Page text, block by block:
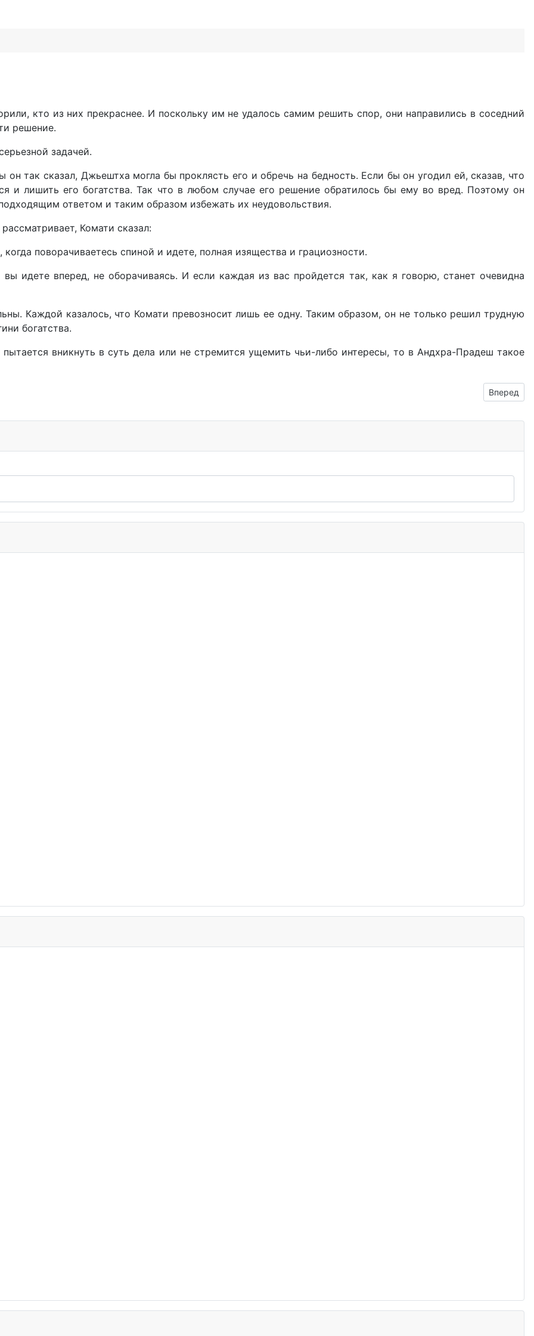
кто из них прекраснее. И поскольку им не удалось самим решить спор, они направились в соседний
решение.
задачей.
так сказал, Джьештха могла бы проклясть его и обречь на бедность. Если бы он угодил ей, сказав, что
и лишить его богатства. Так что в любом случае его решение обратилось бы ему во вред. Поэтому он
ответом и таким образом избежать их неудовольствия.
Комати сказал:
поворачиваетесь спиной и идете, полная изящества и грациозности.
идете вперед, не оборачиваясь. И если каждая из вас пройдется так, как я говорю, станет очевидна
Каждой казалось, что Комати превозносит лишь ее одну. Таким образом, он не только решил трудную
богатства.
вникнуть в суть дела или не стремится ущемить чьи-либо интересы, то в Андхра-Прадеш такое
Вперед